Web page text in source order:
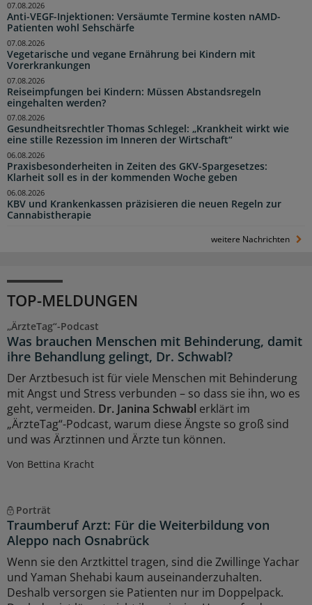
Anti-VEGF-Injektionen: Versäumte Termine kosten nAMD-
Patienten wohl Sehschärfe
07.08.2026
Vegetarische und vegane Ernährung bei Kindern mit
Vorerkrankungen
07.08.2026
Reiseimpfungen bei Kindern: Müssen Abstandsregeln
eingehalten werden?
07.08.2026
Gesundheitsrechtler Thomas Schlegel: „Krankheit wirkt wie
eine stille Rezession im Inneren der Wirtschaft“
07.08.2026
Praxisbesonderheiten in Zeiten des GKV-Spargesetzes:
Klarheit soll es in der kommenden Woche geben
06.08.2026
KBV und Krankenkassen präzisieren die neuen Regeln zur
Cannabistherapie
06.08.2026
weitere Nachrichten
TOP-MELDUNGEN
„ÄrzteTag“-Podcast
Was brauchen Menschen mit Behinderung, damit
ihre Behandlung gelingt, Dr. Schwabl?
Der Arztbesuch ist für viele Menschen mit Behinderung
mit Angst und Stress verbunden – so dass sie ihn, wo es
geht, vermeiden. Dr. Janina Schwabl erklärt im
„ÄrzteTag“-Podcast, warum diese Ängste so groß sind
und was Ärztinnen und Ärzte tun können.
Von Bettina Kracht
Porträt
Traumberuf Arzt: Für die Weiterbildung von
Aleppo nach Osnabrück
Wenn sie den Arztkittel tragen, sind die Zwillinge Yachar
und Yaman Shehabi kaum auseinanderzuhalten.
Deshalb versorgen sie Patienten nur im Doppelpack.